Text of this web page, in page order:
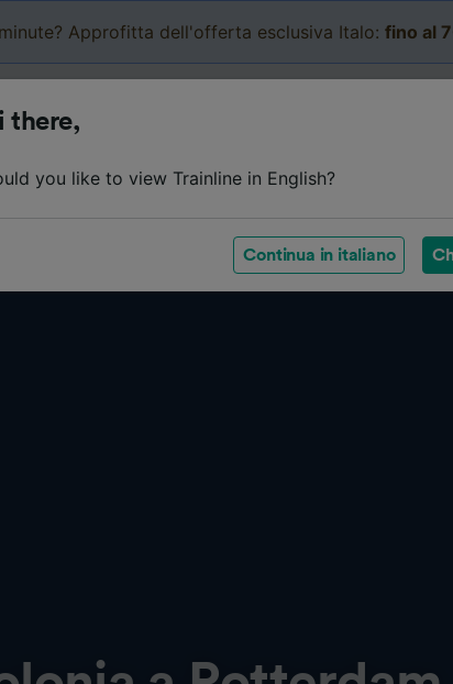
Approfitta dell'offerta esclusiva Italo: fino al
there,
you like to view Trainline in English?
Continua in italiano